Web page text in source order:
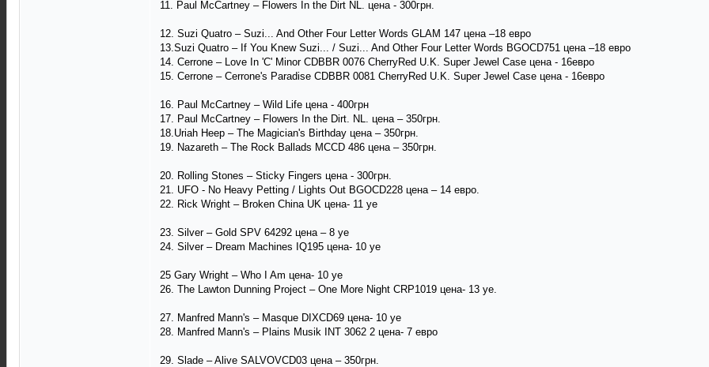
11. Paul McCartney – Flowers In the Dirt NL. цена - 300грн.
12. Suzi Quatro – Suzi... And Other Four Letter Words GLAM 147 цена –18 евро
13.Suzi Quatro – If You Knew Suzi... / Suzi... And Other Four Letter Words BGOCD751 цена –18 евро
14. Cerrone – Love In 'C' Minor CDBBR 0076 CherryRed U.K. Super Jewel Case цена - 16евро
15. Cerrone – Cerrone's Paradise CDBBR 0081 CherryRed U.K. Super Jewel Case цена - 16евро
16. Paul McCartney – Wild Life цена - 400грн
17. Paul McCartney – Flowers In the Dirt. NL. цена – 350грн.
18.Uriah Heep – The Magician's Birthday цена – 350грн.
19. Nazareth – The Rock Ballads MCCD 486 цена – 350грн.
20. Rolling Stones – Sticky Fingers цена - 300грн.
21. UFO - No Heavy Petting / Lights Out BGOCD228 цена – 14 евро.
22. Rick Wright – Broken China UK цена- 11 уе
23. Silver – Gold SPV 64292 цена – 8 уе
24. Silver – Dream Machines IQ195 цена- 10 уе
25 Gary Wright – Who I Am цена- 10 уе
26. The Lawton Dunning Project ‎– One More Night CRP1019 цена- 13 уе.
27. Manfred Mann's – Masque DIXCD69 цена- 10 уе
28. Manfred Mann's – Plains Musik INT 3062 2 цена- 7 евро
29. Slade – Alive SALVOVCD03 цена – 350грн.